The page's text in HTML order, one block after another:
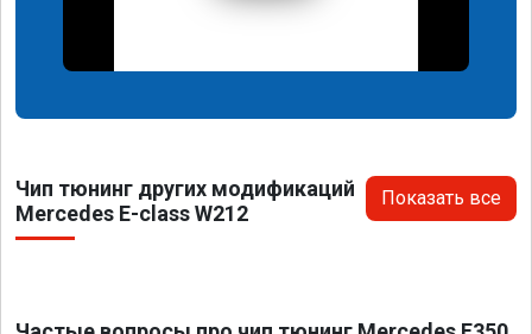
Чип тюнинг других модификаций
Mercedes E-class W212
Показать все